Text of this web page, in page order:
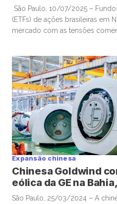
São Paulo, 10/07/2025 –
(ETFs) de ações brasileiras em
mercado com as tensões
da Embraer como destaque de
o EWZ […]
Expansão chinesa
Chinesa Goldwind
eólica da GE na
São Paulo, 25/03/2024 – A